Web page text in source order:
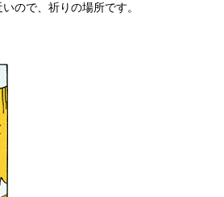
ので、祈りの場所です。